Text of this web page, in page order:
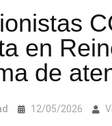
en
de
12/05/2026